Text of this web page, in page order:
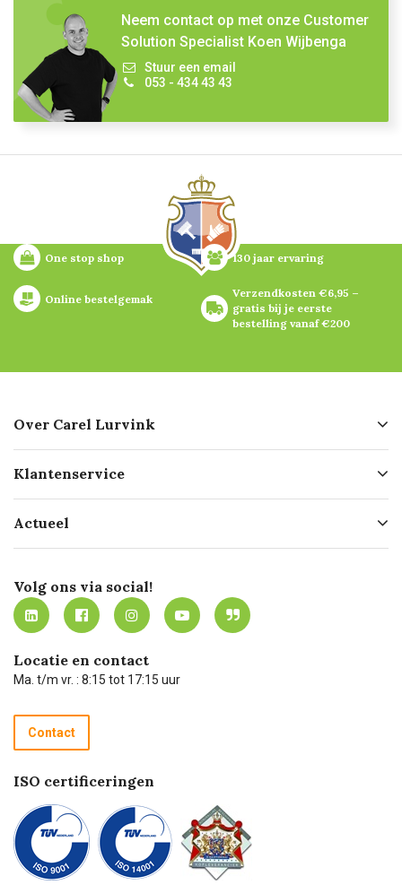
Neem contact op met onze Customer
Solution Specialist Koen Wijbenga
Stuur een email
053 - 434 43 43
One stop shop 130 jaar ervaring
Online bestelgemak
Verzendkosten €6,95 –
gratis bij je eerste
bestelling vanaf €200
Over Carel Lurvink
Geschiedenis
Missie
Werken bij Carel Lurvink
MVO
Klantenservice
Bezorgen
Mijn Carel Lurvink
Mijn Carel Lurvink instructievideo's
Carel Lurvink App
Hulp op afstand
Technische dienst
Recycle programma
Betalen
Actueel
Innovation LAB
Tevreden klanten
Carel Lurvink Blog
Carel de podcast
Volg ons via social!
Locatie en contact
Ma. t/m vr. : 8:15 tot 17:15 uur
Contact
ISO certificeringen